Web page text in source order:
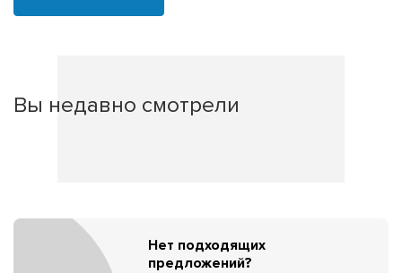
Вы недавно смотрели
Нет подходящих
предложений?